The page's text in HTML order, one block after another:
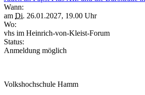
Wann:
am Di. 26.01.2027, 19.00 Uhr
Wo:
vhs im Heinrich-von-Kleist-Forum
Status:
Anmeldung möglich
Volkshochschule Hamm